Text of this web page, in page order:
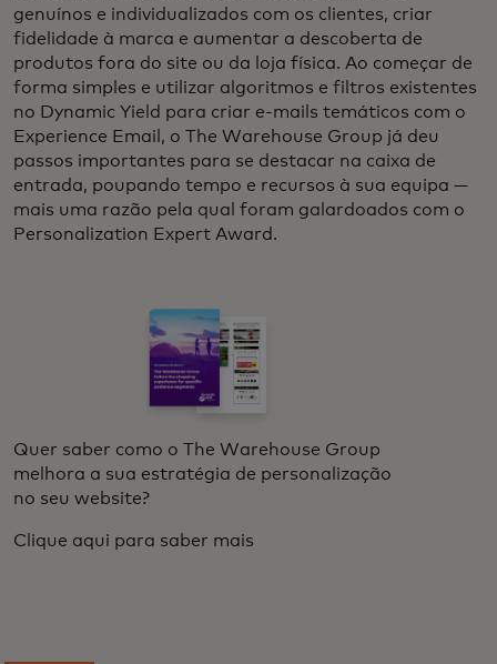
genuínos e individualizados com os clientes, criar
fidelidade à marca e aumentar a descoberta de
produtos fora do site ou da loja física. Ao começar de
forma simples e utilizar algoritmos e filtros existentes
no Dynamic Yield para criar e-mails temáticos com o
Experience Email, o The Warehouse Group já deu
passos importantes para se destacar na caixa de
entrada, poupando tempo e recursos à sua equipa —
mais uma razão pela qual foram galardoados com o
Personalization Expert Award.
Quer saber como o The Warehouse Group
melhora a sua estratégia de personalização
no seu website?
Clique aqui para saber mais